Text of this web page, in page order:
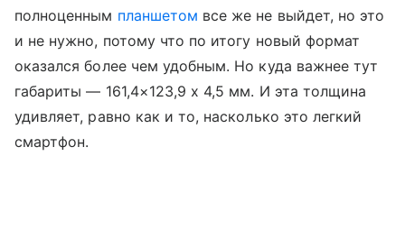
полноценным планшетом все же не выйдет, но это
и не нужно, потому что по итогу новый формат
оказался более чем удобным. Но куда важнее тут
габариты — 161,4×123,9 x 4,5 мм. И эта толщина
удивляет, равно как и то, насколько это легкий
смартфон.